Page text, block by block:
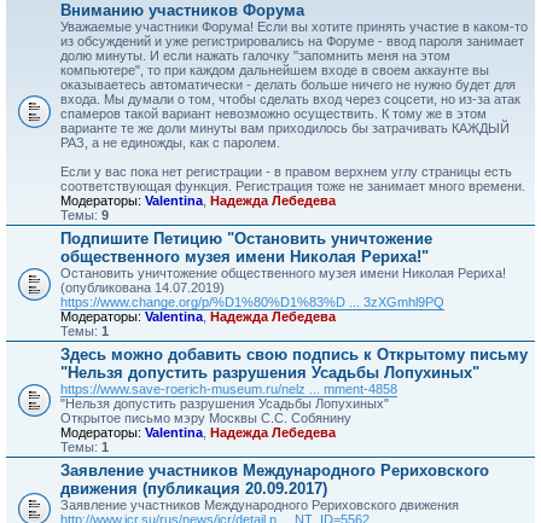
Вниманию участников Форума
Уважаемые участники Форума! Если вы хотите принять участие в каком-то
из обсуждений и уже регистрировались на Форуме - ввод пароля занимает
долю минуты. И если нажать галочку "запомнить меня на этом
компьютере", то при каждом дальнейшем входе в своем аккаунте вы
оказываетесь автоматически - делать больше ничего не нужно будет для
входа. Мы думали о том, чтобы сделать вход через соцсети, но из-за атак
спамеров такой вариант невозможно осуществить. К тому же в этом
варианте те же доли минуты вам приходилось бы затрачивать КАЖДЫЙ
РАЗ, а не единожды, как с паролем.
Если у вас пока нет регистрации - в правом верхнем углу страницы есть
соответствующая функция. Регистрация тоже не занимает много времени.
Модераторы: Valentina Надежда Лебедева
Темы: 9
Подпишите Петицию "Остановить уничтожение
общественного музея имени Николая Рериха!"
Остановить уничтожение общественного музея имени Николая Рериха!
(опубликована 14.07.2019)
https://www.change.org/p/%D1%80%D1%83%D ... 3zXGmhl9PQ
Модераторы: Valentina Надежда Лебедева
Темы: 1
Здесь можно добавить свою подпись к Открытому письму
"Нельзя допустить разрушения Усадьбы Лопухиных"
https://www.save-roerich-museum.ru/nelz ... mment-4858
"Нельзя допустить разрушения Усадьбы Лопухиных"
Открытое письмо мэру Москвы С.С. Собянину
Модераторы: Valentina Надежда Лебедева
Темы: 1
Заявление участников Международного Рериховского
движения (публикация 20.09.2017)
Заявление участников Международного Рериховского движения
http://www.icr.su/rus/news/icr/detail.p ... NT_ID=5562